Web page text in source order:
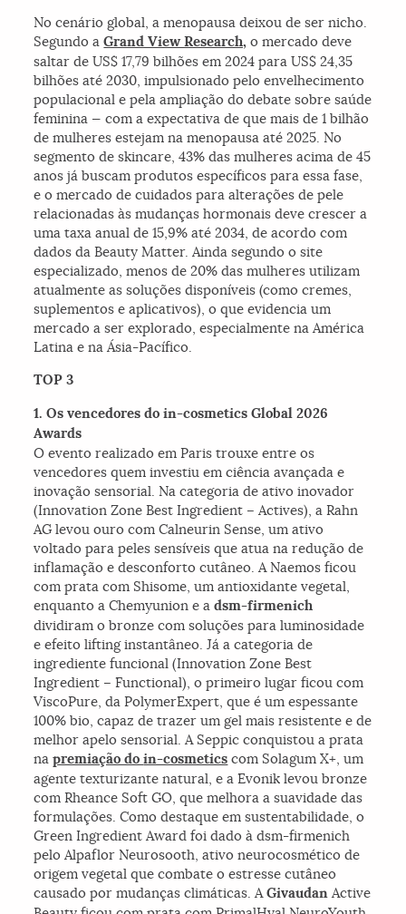
No cenário global, a menopausa deixou de ser nicho.
Segundo aGrand View Research, o mercado deve
saltar de US$ 17,79 bilhões em 2024 para US$ 24,35
bilhões até 2030, impulsionado pelo envelhecimento
populacional e pela ampliação do debate sobre saúde
feminina — com a expectativa de que mais de 1 bilhão
de mulheres estejam na menopausa até 2025. No
segmento de skincare, 43% das mulheres acima de 45
anos já buscam produtos específicos para essa fase,
e o mercado de cuidados para alterações de pele
relacionadas às mudanças hormonais deve crescer a
uma taxa anual de 15,9% até 2034, de acordo com
dados da Beauty Matter. Ainda segundo o site
especializado, menos de 20% das mulheres utilizam
atualmente as soluções disponíveis (como cremes,
suplementos e aplicativos), o que evidencia um
mercado a ser explorado, especialmente na América
Latina e na Ásia-Pacífico.
TOP 3
1. Os vencedores do in-cosmetics Global 2026
Awards
O evento realizado em Paris trouxe entre os
vencedores quem investiu em ciência avançada e
inovação sensorial. Na categoria de ativo inovador
(Innovation Zone Best Ingredient – Actives), a Rahn
AG levou ouro com Calneurin Sense, um ativo
voltado para peles sensíveis que atua na redução de
inflamação e desconforto cutâneo. A Naemos ficou
com prata com Shisome, um antioxidante vegetal,
enquanto a Chemyunion e adsm-firmenich
dividiram o bronze com soluções para luminosidade
e efeito lifting instantâneo. Já a categoria de
ingrediente funcional (Innovation Zone Best
Ingredient – Functional), o primeiro lugar ficou com
ViscoPure, da PolymerExpert, que é um espessante
100% bio, capaz de trazer um gel mais resistente e de
melhor apelo sensorial. A Seppic conquistou a prata
napremiação doin-cosmetics com Solagum X+, um
agente texturizante natural, e a Evonik levou bronze
com Rheance Soft GO, que melhora a suavidade das
formulações. Como destaque em sustentabilidade, o
Green Ingredient Award foi dado à dsm-firmenich
pelo Alpaflor Neurosooth, ativo neurocosmético de
origem vegetal que combate o estresse cutâneo
causado por mudanças climáticas. AGivaudan Active